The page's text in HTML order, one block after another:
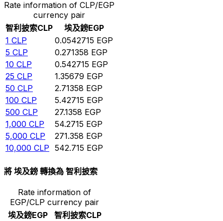
Rate information of CLP/EGP
currency pair
智利披索CLP 埃及鎊EGP
1 CLP 0.0542715 EGP
5 CLP 0.271358 EGP
10 CLP 0.542715 EGP
25 CLP 1.35679 EGP
50 CLP 2.71358 EGP
100 CLP 5.42715 EGP
500 CLP 27.1358 EGP
1,000 CLP 54.2715 EGP
5,000 CLP 271.358 EGP
10,000 CLP 542.715 EGP
將 埃及鎊 轉換為 智利披索
Rate information of
EGP/CLP currency pair
埃及鎊EGP 智利披索CLP